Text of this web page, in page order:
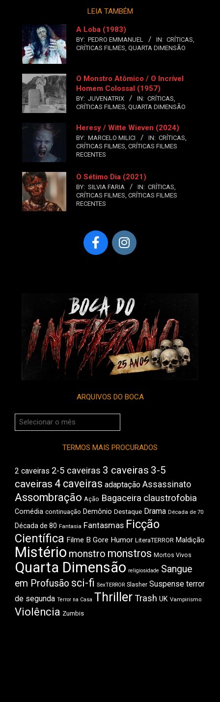
LEIA TAMBÉM
A Loba (1983)
BY: PEDRO EMMANUEL IN: CRÍTICAS
CRÍTICAS FILMES QUARTA DIMENSÃO
O Monstro Atômico / O Incrível
Homem Colossal (1957)
BY: JUVENATRIX IN: CRÍTICAS
CRÍTICAS FILMES QUARTA DIMENSÃO
Heresy / Witte Wieven (2024)
BY: MARCELO MILICI IN: CRÍTICAS
CRÍTICAS FILMES CRÍTICAS FILMES
RECENTES
O Sétimo Dia (2021)
BY: SILVIA FARIA IN: CRÍTICAS
CRÍTICAS FILMES CRÍTICAS FILMES
RECENTES
ARQUIVOS DO BOCA
Arquivos
do
TERMOS MAIS PROCURADOS
2 caveiras 2-5 caveiras 3 caveiras 3-5
caveiras 4 caveiras adaptação Assassinato
Assombração Ação Bagaceira claustrofobia
Comédia continuação Demônio Destaque Drama Década de 70
Década de 80 Fantasia Fantasmas Ficção
Científica Filme B Gore Humor LiteraTERROR Maldição
Mistério monstro monstros Mortos Vivos
Quarta Dimensão religiosidade Sangue
em Profusão sci-fi SexTERROR Slasher Suspense terror
de segunda Terror na Casa ThrillerTrash UK Vampirismo
Violência Zumbis